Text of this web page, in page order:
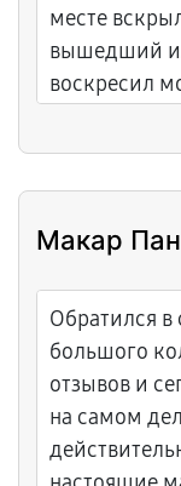
месте
вышедший
воскресил
Макар
Обратился в
большого
отзывов и
на самом